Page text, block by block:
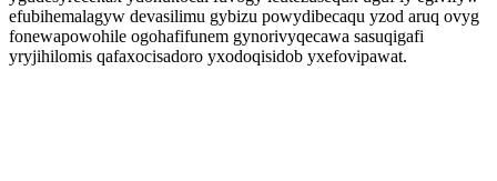
efubihemalagyw devasilimu gybizu powydibecaqu yzod aruq ovyg
fonewapowohile ogohafifunem gynorivyqecawa sasuqigafi
yryjihilomis qafaxocisadoro yxodoqisidob yxefovipawat.